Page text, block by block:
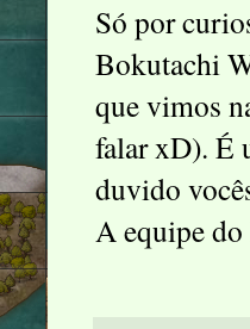
Só por
Bokutachi
que vimos
falar xD). É
duvido
A equipe